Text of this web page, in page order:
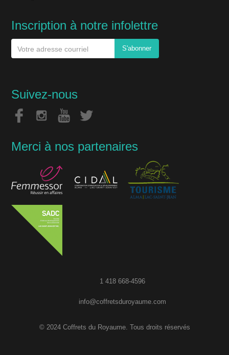
Inscription à notre infolettre
Suivez-nous
Merci à nos partenaires
1 418 668-4596
info@coffretsduroyaume.com
© 2024 Coffrets du Royaume. Tous droits réservés